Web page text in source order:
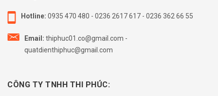
Hotline: 0935 470 480 - 0236 2617 617 - 0236 362 66 55
Email: thiphuc01.co@gmail.com -
quatdienthiphuc@gmail.com
CÔNG TY TNHH THI PHÚC: